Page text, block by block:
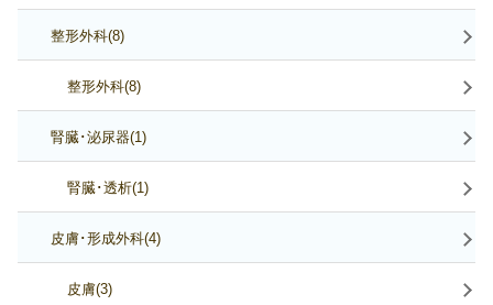
整形外科(8)
整形外科(8)
腎臓･泌尿器(1)
腎臓･透析(1)
皮膚･形成外科(4)
皮膚(3)